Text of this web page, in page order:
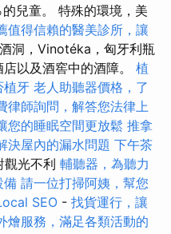
兒童。 特殊的環境，美
值得信賴的醫美診所，讓
酒洞，Vinotéka，匈牙利瓶
以及酒窖中的酒障。 植
植牙 老人助聽器價格，了
律師詢問，解答您法律上
您的睡眠空間更放鬆 推拿
決屋內的漏水問題 下午茶
觀光不利 輔聽器，為聽力
備 請一位打掃阿姨，幫您
SEO - 找貨運行，讓
燴服務，滿足各類活動的